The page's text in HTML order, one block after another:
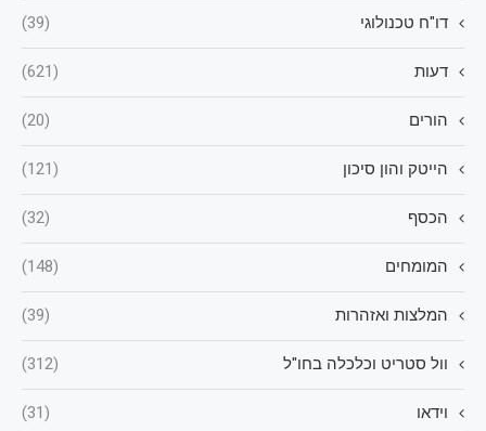
דו"ח טכנולוגי (39)
דעות (621)
הורים (20)
הייטק והון סיכון (121)
הכסף (32)
המומחים (148)
המלצות ואזהרות (39)
וול סטריט וכלכלה בחו"ל (312)
וידאו (31)